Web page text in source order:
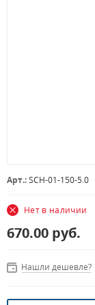
Арт.:SCH-01-150-5.0
Нет в наличии
670.00 руб.
Нашли дешевле?